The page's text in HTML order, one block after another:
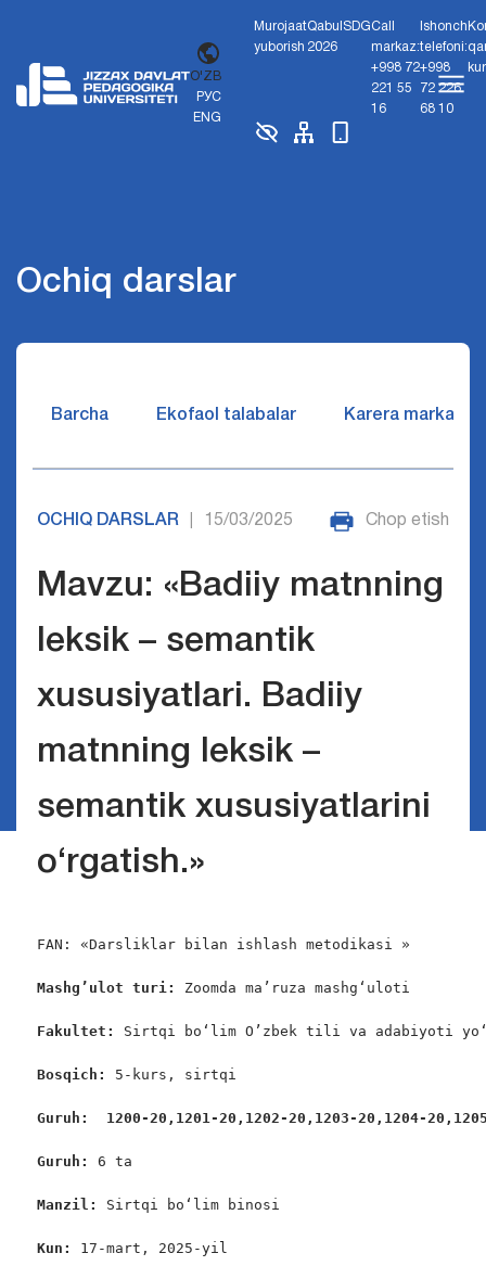
O'ZB
РУС
ENG
Murojaat
yuborish
Qabul
2026
SDGCall
markaz:
+998 72
221 55
16
Ishonch
telefoni:
+998
72 226
68 10
Ochiq darslar
Barcha Ekofaol talabalar Karera markazi
OCHIQ DARSLAR 15/03/2025 Chop etish
Mavzu: «Badiiy matnning
leksik – semantik
xususiyatlari. Badiiy
matnning leksik –
semantik xususiyatlarini
o‘rgatish.»
FAN: «Darsliklar bilan ishlash metodikasi »
Mashg’ulot turi: Zoomda ma’ruza mashg‘uloti
Fakultet: Sirtqi bo‘lim O’zbek tili va adabiyoti
Bosqich: 5-kurs, sirtqi
Guruh:  1200-20,1201-20,1202-20,1203-20,1204-
Guruh: 6 ta
Manzil: Sirtqi bo‘lim binosi
Kun: 17-mart, 2025-yil